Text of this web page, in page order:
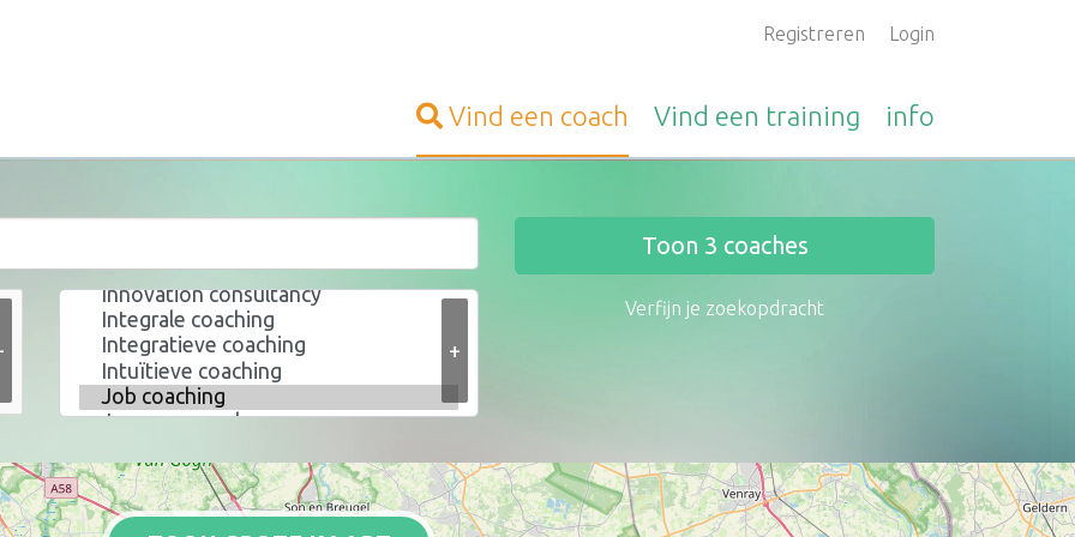
Registreren Login
Vind een coach Vind een training info
+
Toon 3 coaches
Verfijn je zoekopdracht